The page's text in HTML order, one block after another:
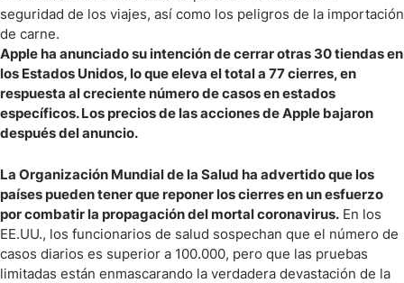
seguridad de los viajes, así como los peligros de la importación
de carne.
Apple ha anunciado su intención de cerrar otras 30 tiendas en
los Estados Unidos, lo que eleva el total a 77 cierres, en
respuesta al creciente número de casos en estados
específicos. Los precios de las acciones de Apple bajaron
después del anuncio.
La Organización Mundial de la Salud ha advertido que los
países pueden tener que reponer los cierres en un esfuerzo
por combatir la propagación del mortal coronavirus. En los
EE.UU., los funcionarios de salud sospechan que el número de
casos diarios es superior a 100.000, pero que las pruebas
limitadas están enmascarando la verdadera devastación de la